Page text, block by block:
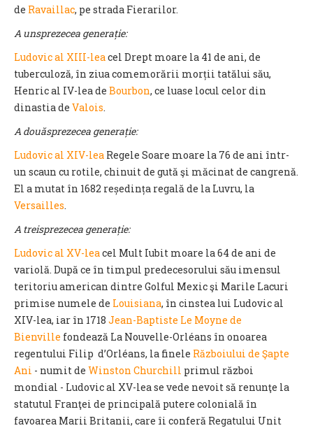
de Ravaillac, pe strada Fierarilor.
A unsprezecea generație:
Ludovic al XIII-leacel Drept moare la 41 de ani, de
tuberculoză, în ziua comemorării morții tatălui său,
Henric al IV-lea de Bourbon, ce luase locul celor din
dinastia de Valois.
A douăsprezecea generație:
Ludovic al XIV-lea Regele Soare moare la 76 de ani într-
un scaun cu rotile, chinuit de gută şi măcinat de cangrenă.
El a mutat în 1682 reședința regală de la Luvru, la
Versailles.
A treisprezecea generație:
Ludovic al XV-leacel Mult Iubit moare la 64 de ani de
variolă. După ce în timpul predecesorului său imensul
teritoriu american dintre Golful Mexic şi Marile Lacuri
primise numele de Louisiana, în cinstea lui Ludovic al
XIV-lea, iar în 1718 Jean-Baptiste Le Moyne de
Bienville fondează La Nouvelle-Orléans în onoarea
regentului Filip d’Orléans, la finele Războiului de Şapte
Ani - numit de Winston Churchill primul război
mondial - Ludovic al XV-lea se vede nevoit să renunţe la
statutul Franţei de principală putere colonială în
favoarea Marii Britanii, care îi conferă Regatului Unit